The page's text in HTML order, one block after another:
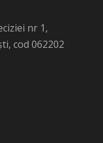
nr 1,
cod 062202